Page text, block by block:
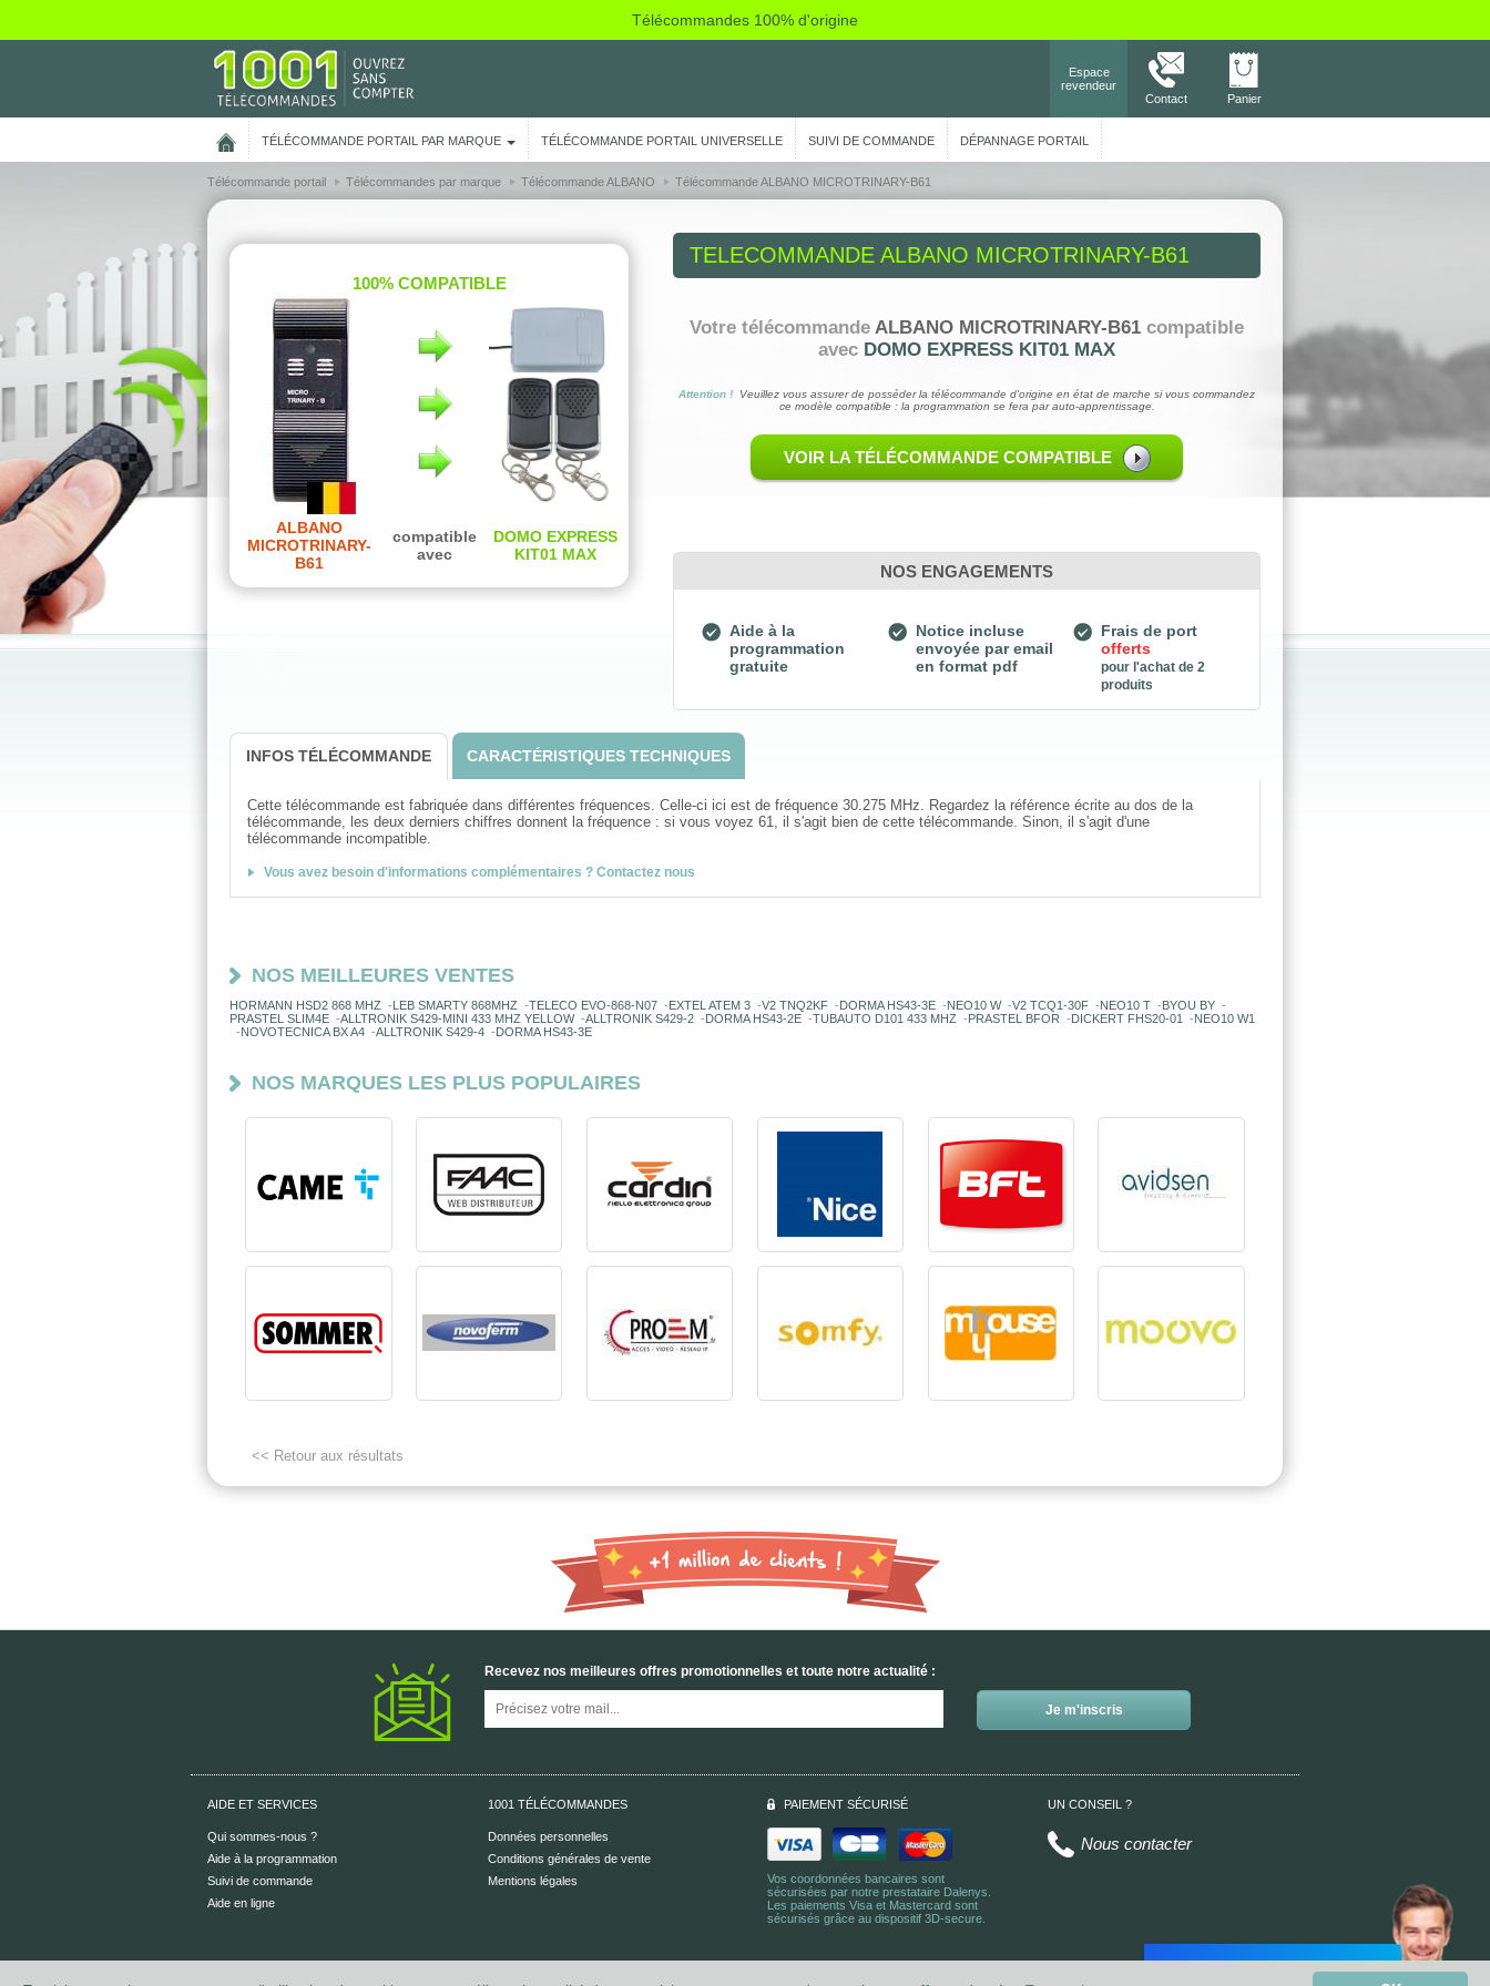
Télécommandes 100% d'origine
Espace
revendeur
Contact
Panier
TÉLÉCOMMANDE PORTAIL PAR MARQUE TÉLÉCOMMANDE PORTAIL UNIVERSELLE SUIVI DE COMMANDE DÉPANNAGE PORTAIL
Une panne de portail ?
Télécommande portail Télécommandes par marque Télécommande ALBANO Télécommande ALBANO MICROTRINARY-B61
100% COMPATIBLE
ALBANO
MICROTRINARY-
B61
compatible
avec
DOMO EXPRESS
KIT01 MAX
TELECOMMANDE ALBANO MICROTRINARY-B61
Votre télécommande ALBANO MICROTRINARY-B61 compatible
avec DOMO EXPRESS KIT01 MAX
Attention ! Veuillez vous assurer de posséder la télécommande d'origine en état de marche si vous commandez
ce modèle compatible : la programmation se fera par auto-apprentissage.
VOIR LA TÉLÉCOMMANDE COMPATIBLE
NOS ENGAGEMENTS
Aide à la
programmation
gratuite
Notice incluse
envoyée par email
en format pdf
Frais de port
offerts
pour l'achat de 2
produits
INFOS TÉLÉCOMMANDE CARACTÉRISTIQUES TECHNIQUES
Cette télécommande est fabriquée dans différentes fréquences. Celle-ci ici est de fréquence 30.275 MHz. Regardez la référence écrite au dos de la
télécommande, les deux derniers chiffres donnent la fréquence : si vous voyez 61, il s'agit bien de cette télécommande. Sinon, il s'agit d'une
télécommande incompatible.
Vous avez besoin d'informations complémentaires ? Contactez nous
NOS MEILLEURES VENTES
HORMANN HSD2 868 MHZ - LEB SMARTY 868MHZ -TELECO EVO-868-N07 - EXTEL ATEM 3 -V2 TNQ2KF - DORMA HS43-3E -NEO10 W-V2 TCQ1-30F -NEO10 T - BYOU BY -
PRASTEL SLIM4E -ALLTRONIK S429-MINI 433 MHZ YELLOW-ALLTRONIK S429-2 - DORMA HS43-2E -TUBAUTO D101 433 MHZ - PRASTEL BFOR - DICKERT FHS20-01 -NEO10 W1
-NOVOTECNICA BX A4 -ALLTRONIK S429-4 - DORMA HS43-3E
NOS MARQUES LES PLUS POPULAIRES
<< Retour aux résultats
Recevez nos meilleures offres promotionnelles et toute notre actualité :
AIDE ET SERVICES
Qui sommes-nous ?
Aide à la programmation
Suivi de commande
Aide en ligne
1001 TÉLÉCOMMANDES
Données personnelles
Conditions générales de vente
Mentions légales
PAIEMENT SÉCURISÉ
Vos coordonnées bancaires sont
sécurisées par notre prestataire Dalenys.
Les paiements Visa et Mastercard sont
sécurisés grâce au dispositif 3D-secure.
UN CONSEIL ?
Nous contacter